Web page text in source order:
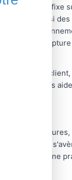
à prix fixe
aussi
impact
en cas de
du service
souscrire vous
vos
concurrentes
est une bonne